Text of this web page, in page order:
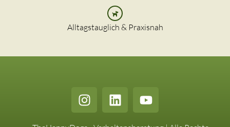
Alltagstauglich & Praxisnah